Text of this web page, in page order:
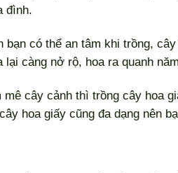
đình.
có thể an tâm khi trồng,
càng nở rộ, hoa ra quanh
cây cảnh thì trồng cây hoa
hoa giấy cũng đa dạng nên